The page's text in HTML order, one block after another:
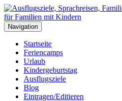
Navigation
Startseite
Feriencamps
Urlaub
Kindergeburtstag
Ausflugsziele
Blog
Eintragen/Editieren